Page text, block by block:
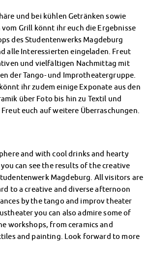
Eventspace
einander
und bei kühlen Getränken sowie
Grill könnt ihr euch die Ergebnisse
des Studentenwerks Magdeburg
alle Interessierten eingeladen. Freut
und vielfältigen Nachmittag mit
der Tango- und Improtheatergruppe.
ihr zudem einige Exponate aus den
über Foto bis hin zu Textil und
euch auf weitere Überraschungen.
and with cool drinks and hearty
can see the results of the creative
Magdeburg. All visitors are
to a creative and diverse afternoon
by the tango and improv theater
you can also admire some of
workshops, from ceramics and
and painting. Look forward to more